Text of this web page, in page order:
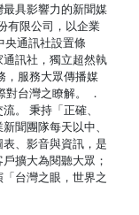
具影響力的新聞媒
有限公司，以企業
央通訊社設置條
訊社，獨立超然執
，服務大眾傳播媒
台灣之瞭解。 ．
。 秉持「正確、
聞團隊每天以中、
、影音與資訊，是
擴大為閱聽大眾；
台灣之眼，世界之